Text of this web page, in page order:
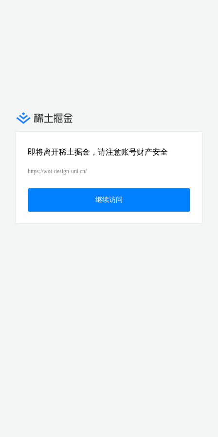
即将离开稀土掘金，请注意账号财产安全
https://wot-design-uni.cn/
继续访问